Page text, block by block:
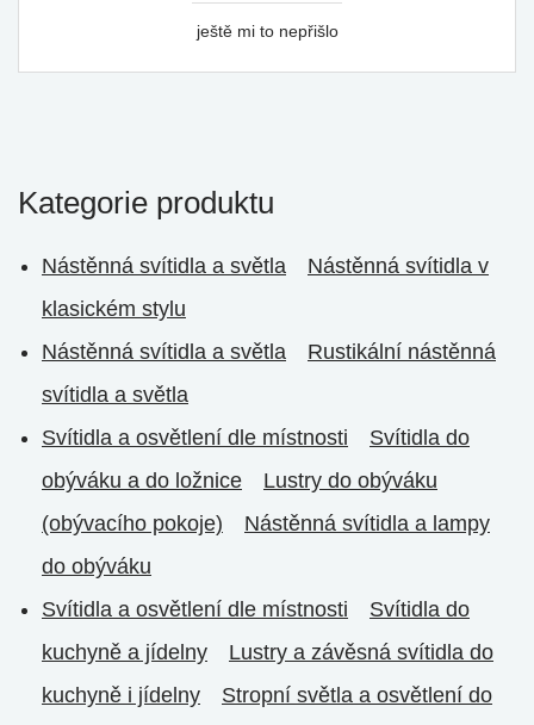
ještě mi to nepřišlo
Kategorie produktu
Nástěnná svítidla a světla
Nástěnná svítidla v
klasickém stylu
Nástěnná svítidla a světla
Rustikální nástěnná
svítidla a světla
Svítidla a osvětlení dle místnosti
Svítidla do
obýváku a do ložnice
Lustry do obýváku
(obývacího pokoje)
Nástěnná svítidla a lampy
do obýváku
Svítidla a osvětlení dle místnosti
Svítidla do
kuchyně a jídelny
Lustry a závěsná svítidla do
kuchyně i jídelny
Stropní světla a osvětlení do